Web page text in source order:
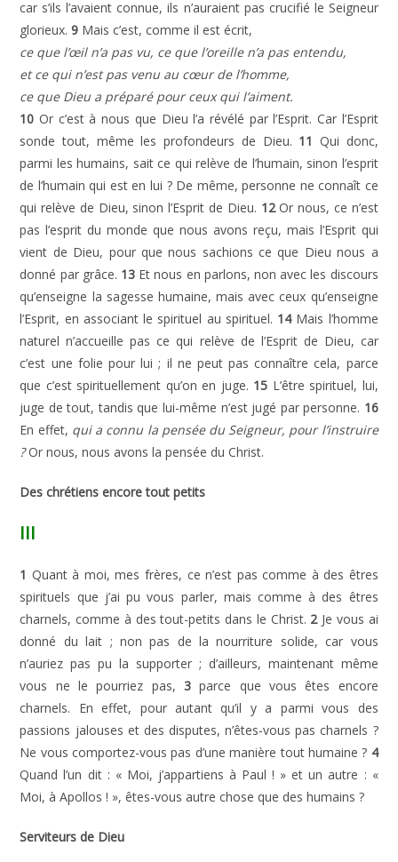
car s’ils l’avaient connue, ils n’auraient pas crucifié le Seigneur
glorieux.9 Mais c’est, comme il est écrit,
ce que l’œil n’a pas vu, ce que l’oreille n’a pas entendu,
et ce qui n’est pas venu au cœur de l’homme,
ce que Dieu a préparé pour ceux qui l’aiment.
10 Or c’est à nous que Dieu l’a révélé par l’Esprit. Car l’Esprit
sonde tout, même les profondeurs de Dieu. 11 Qui donc,
parmi les humains, sait ce qui relève de l’humain, sinon l’esprit
de l’humain qui est en lui ? De même, personne ne connaît ce
qui relève de Dieu, sinon l’Esprit de Dieu. 12Or nous, ce n’est
pas l’esprit du monde que nous avons reçu, mais l’Esprit qui
vient de Dieu, pour que nous sachions ce que Dieu nous a
donné par grâce. 13 Et nous en parlons, non avec les discours
qu’enseigne la sagesse humaine, mais avec ceux qu’enseigne
l’Esprit, en associant le spirituel au spirituel. 14Mais l’homme
naturel n’accueille pas ce qui relève de l’Esprit de Dieu, car
c’est une folie pour lui ; il ne peut pas connaître cela, parce
que c’est spirituellement qu’on en juge. 15 L’être spirituel, lui,
juge de tout, tandis que lui-même n’est jugé par personne. 16
En effet, qui a connu la pensée du Seigneur, pour l’instruire
?Or nous, nous avons la pensée du Christ.
Des chrétiens encore tout petits
III
1 Quant à moi, mes frères, ce n’est pas comme à des êtres
spirituels que j’ai pu vous parler, mais comme à des êtres
charnels, comme à des tout-petits dans le Christ. 2Je vous ai
donné du lait ; non pas de la nourriture solide, car vous
n’auriez pas pu la supporter ; d’ailleurs, maintenant même
vous ne le pourriez pas, 3 parce que vous êtes encore
charnels. En effet, pour autant qu’il y a parmi vous des
passions jalouses et des disputes, n’êtes-vous pas charnels ?
Ne vous comportez-vous pas d’une manière tout humaine ? 4
Quand l’un dit : « Moi, j’appartiens à Paul ! » et un autre : «
Moi, à Apollos ! », êtes-vous autre chose que des humains ?
Serviteurs de Dieu